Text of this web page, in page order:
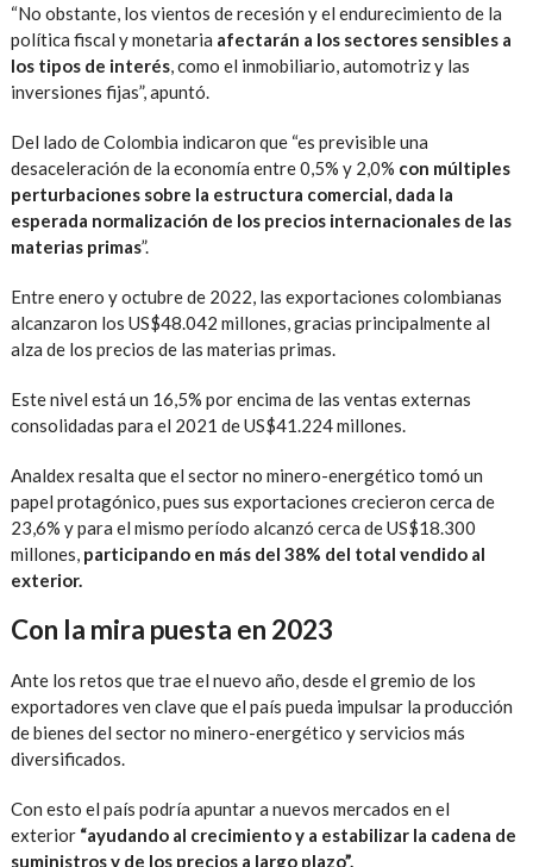
“No obstante, los vientos de recesión y el endurecimiento de la
política fiscal y monetaria afectarán a los sectores sensibles a
los tipos de interés, como el inmobiliario, automotriz y las
inversiones fijas”, apuntó.
Del lado de Colombia indicaron que “es previsible una
desaceleración de la economía entre 0,5% y 2,0% con múltiples
perturbaciones sobre la estructura comercial, dada la
esperada normalización de los precios internacionales de las
materias primas”.
Entre enero y octubre de 2022, las exportaciones colombianas
alcanzaron los US$48.042 millones, gracias principalmente al
alza de los precios de las materias primas.
Este nivel está un 16,5% por encima de las ventas externas
consolidadas para el 2021 de US$41.224 millones.
Analdex resalta que el sector no minero-energético tomó un
papel protagónico, pues sus exportaciones crecieron cerca de
23,6% y para el mismo período alcanzó cerca de US$18.300
millones, participando en más del 38% del total vendido al
exterior.
Con la mira puesta en 2023
Ante los retos que trae el nuevo año, desde el gremio de los
exportadores ven clave que el país pueda impulsar la producción
de bienes del sector no minero-energético y servicios más
diversificados.
Con esto el país podría apuntar a nuevos mercados en el
exterior “ayudando al crecimiento y a estabilizar la cadena de
suministros y de los precios a largo plazo”.